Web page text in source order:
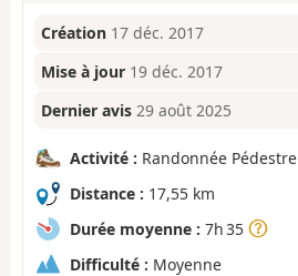
Création 17 déc. 2017
Mise à jour 19 déc. 2017
Dernier avis 29 août 2025
Activité : Randonnée Pédestre
Distance : 17,55 km
Durée moyenne : 7h 35
Difficulté : Moyenne